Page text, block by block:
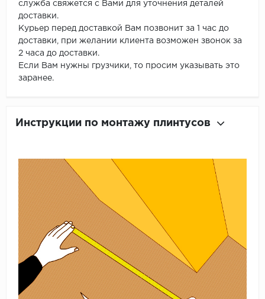
служба свяжется с Вами для уточнения деталей
доставки.
Курьер перед доставкой Вам позвонит за 1 час до
доставки, при желании клиента возможен звонок за
2 часа до доставки.
Если Вам нужны грузчики, то просим указывать это
заранее.
Инструкции по монтажу плинтусов